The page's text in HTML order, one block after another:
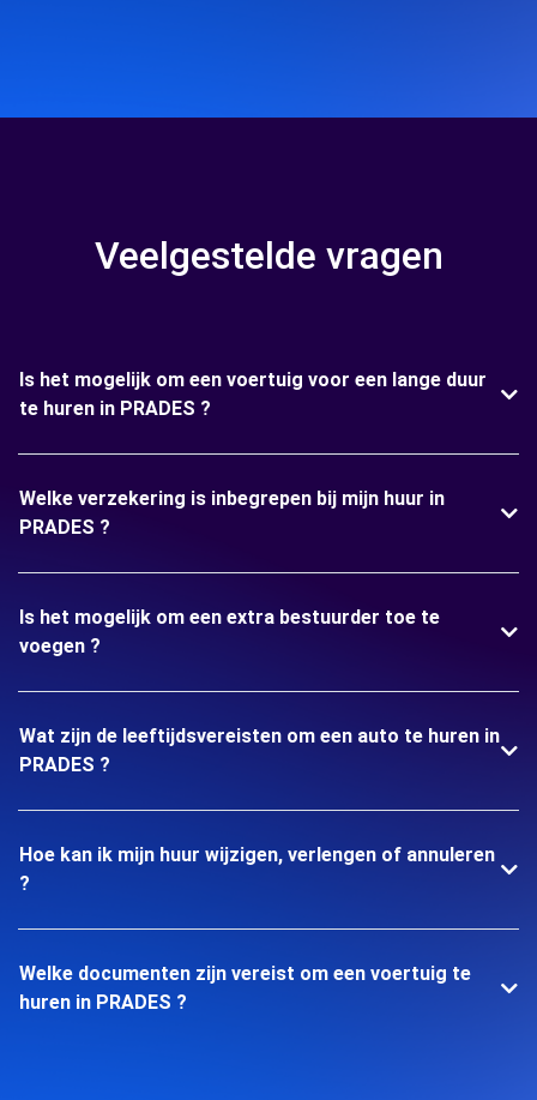
Veelgestelde vragen
Is het mogelijk om een voertuig voor een lange duur
te huren in PRADES ?
Welke verzekering is inbegrepen bij mijn huur in
PRADES ?
Is het mogelijk om een extra bestuurder toe te
voegen ?
Wat zijn de leeftijdsvereisten om een auto te huren in
PRADES ?
Hoe kan ik mijn huur wijzigen, verlengen of annuleren
?
Welke documenten zijn vereist om een voertuig te
huren in PRADES ?